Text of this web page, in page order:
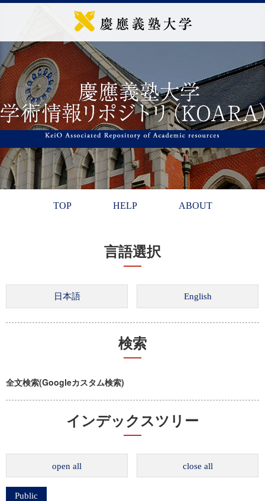
TOP HELP ABOUT
言語選択
検索
全文検索(Googleカスタム検索)
インデックスツリー
open all close all
Public